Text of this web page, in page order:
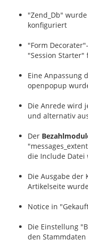
"Zend_Db"
konfiguriert
"Form
"Session
Eine Anpassung
openpopup
Die Anrede wird
und alternativ
Der
die Include
Die Ausgabe der
Artikelseite
Notice in
Die Einstellung
den